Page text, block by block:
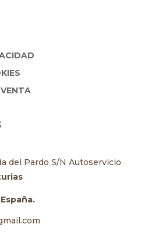
del Pardo S/N Autoservicio